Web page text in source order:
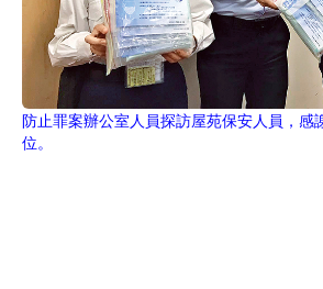
防止罪案辦公室人員探訪屋苑保安人員，感
位。